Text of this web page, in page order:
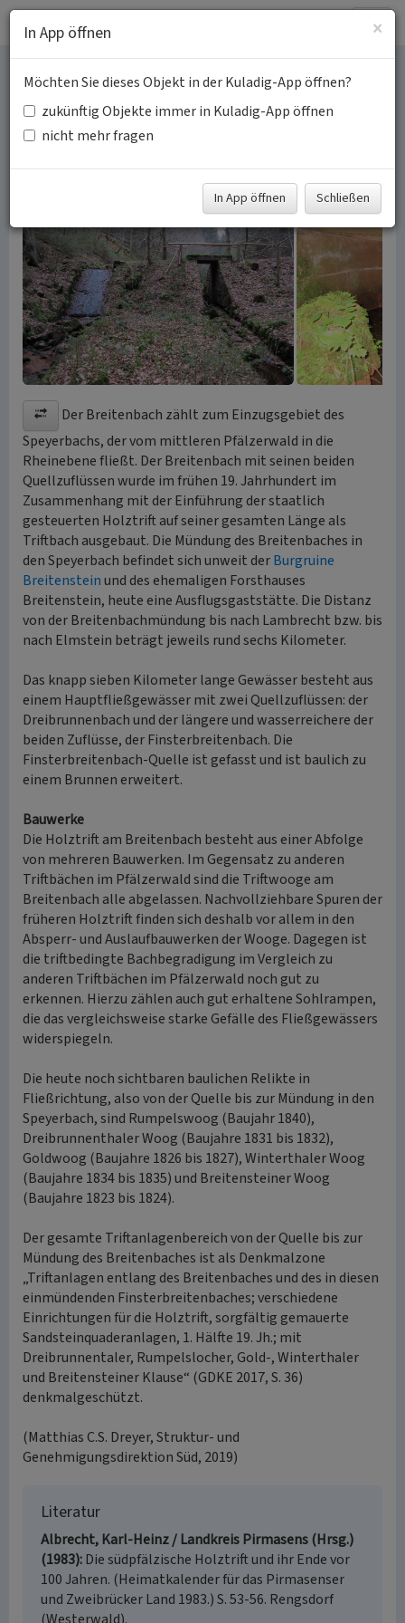
Holztrift am Breitenbach
Schlagwörter:Oberflächengewässer
Der Breitenbach zählt zum Einzugsgebiet des
Speyerbachs, der vom mittleren Pfälzerwald in die
Rheinebene fließt. Der Breitenbach mit seinen beiden
Quellzuflüssen wurde im frühen 19. Jahrhundert im
Zusammenhang mit der Einführung der staatlich
gesteuerten Holztrift auf seiner gesamten Länge als
Triftbach ausgebaut. Die Mündung des Breitenbaches in
den Speyerbach befindet sich unweit derBurgruine
Breitensteinund des ehemaligen Forsthauses
Breitenstein, heute eine Ausflugsgaststätte. Die Distanz
von der Breitenbachmündung bis nach Lambrecht bzw. bis
nach Elmstein beträgt jeweils rund sechs Kilometer.
Das knapp sieben Kilometer lange Gewässer besteht aus
einem Hauptfließgewässer mit zwei Quellzuflüssen: der
Dreibrunnenbach und der längere und wasserreichere der
beiden Zuflüsse, der Finsterbreitenbach. Die
Finsterbreitenbach-Quelle ist gefasst und ist baulich zu
einem Brunnen erweitert.
Bauwerke
Die Holztrift am Breitenbach besteht aus einer Abfolge
von mehreren Bauwerken. Im Gegensatz zu anderen
Triftbächen im Pfälzerwald sind die Triftwooge am
Breitenbach alle abgelassen. Nachvollziehbare Spuren der
früheren Holztrift finden sich deshalb vor allem in den
Absperr- und Auslaufbauwerken der Wooge. Dagegen ist
die triftbedingte Bachbegradigung im Vergleich zu
anderen Triftbächen im Pfälzerwald noch gut zu
erkennen. Hierzu zählen auch gut erhaltene Sohlrampen,
die das vergleichsweise starke Gefälle des Fließgewässers
widerspiegeln.
Die heute noch sichtbaren baulichen Relikte in
Fließrichtung, also von der Quelle bis zur Mündung in den
Speyerbach, sind Rumpelswoog (Baujahr 1840),
Dreibrunnenthaler Woog (Baujahre 1831 bis 1832),
Goldwoog (Baujahre 1826 bis 1827), Winterthaler Woog
(Baujahre 1834 bis 1835) und Breitensteiner Woog
(Baujahre 1823 bis 1824).
Der gesamte Triftanlagenbereich von der Quelle bis zur
Mündung des Breitenbaches ist als Denkmalzone
„Triftanlagen entlang des Breitenbaches und des in diesen
einmündenden Finsterbreitenbaches; verschiedene
Einrichtungen für die Holztrift, sorgfältig gemauerte
Sandsteinquaderanlagen, 1. Hälfte 19. Jh.; mit
Dreibrunnentaler, Rumpelslocher, Gold-, Winterthaler
und Breitensteiner Klause“ (GDKE 2017, S. 36)
denkmalgeschützt.
(Matthias C.S. Dreyer, Struktur- und
Genehmigungsdirektion Süd, 2019)
Literatur
Albrecht, Karl-Heinz / Landkreis Pirmasens (Hrsg.)
(1983) Die südpfälzische Holztrift und ihr Ende vor
100 Jahren. (Heimatkalender für das Pirmasenser
und Zweibrücker Land 1983.) S. 53-56. Rengsdorf
×
In App öffnen
Möchten Sie dieses Objekt in der Kuladig-App öffnen?
zukünftig Objekte immer in Kuladig-App öffnen
nicht mehr fragen
In App öffnen Schließen